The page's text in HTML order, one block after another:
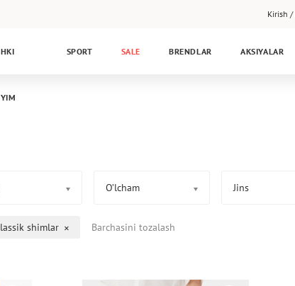
Kirish /
SPORT SALE BRENDLAR AKSIYALAR
O’lcham Jins
shimlar Barchasini tozalash